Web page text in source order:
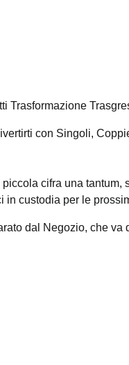
Trasformazione
con Singoli,
cifra una tantum,
in custodia per le
dal Negozio, che